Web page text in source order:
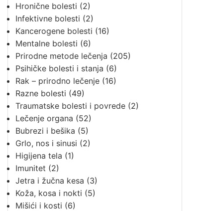
Hronične bolesti (2)
Infektivne bolesti (2)
Kancerogene bolesti (16)
Mentalne bolesti (6)
Prirodne metode lečenja (205)
Psihičke bolesti i stanja (6)
Rak – prirodno lečenje(16)
Razne bolesti (49)
Traumatske bolesti i povrede(2)
Lečenje organa (52)
Bubrezi i bešika (5)
Grlo, nos i sinusi (2)
Higijena tela (1)
Imunitet (2)
Jetra i žučna kesa (3)
Koža, kosa i nokti (5)
Mišići i kosti (6)